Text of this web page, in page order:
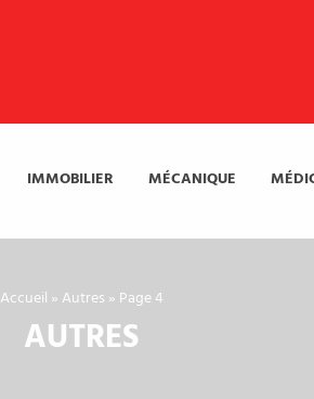
IMMOBILIER MÉCANIQUE
Accueil » Autres » Page 4
AUTRES